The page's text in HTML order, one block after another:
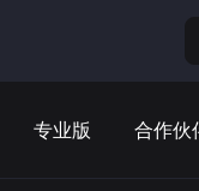
专业版 合作伙